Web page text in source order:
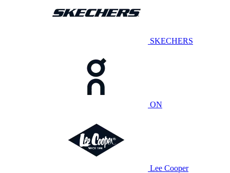
SKECHERS
ON
Lee Cooper